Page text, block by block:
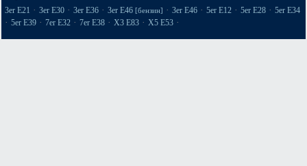
3er E21 · 3er E30 · 3er E36 · 3er E46 [бензин] · 3er E46 · 5er E12 · 5er E28 · 5er E34
· 5er E39 · 7er E32 · 7er E38 · X3 E83 · X5 E53 ·